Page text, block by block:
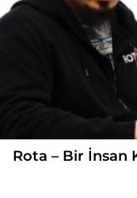
Rota – Bir İnsan